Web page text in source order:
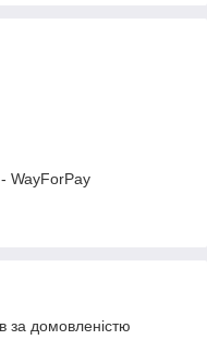
WayForPay
за домовленістю